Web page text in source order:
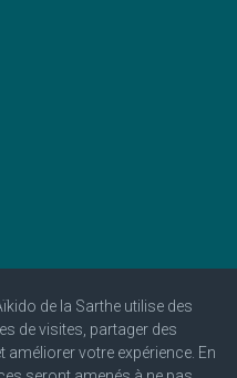
de la Sarthe utilise des
de visites, partager des
votre expérience. En